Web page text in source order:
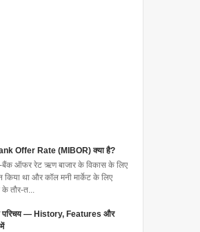
Offer Rate (MIBOR) क्या है?
बैंक ऑफर रेट ऋण बाजार के विकास के लिए
किया था और कॉल मनी मार्केट के लिए
तौर-त...
परिचय — History, Features और